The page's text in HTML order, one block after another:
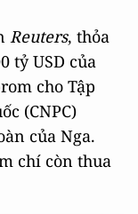
Reuters, thỏa
tỷ USD của
cho Tập
(CNPC)
của Nga.
chí còn thua